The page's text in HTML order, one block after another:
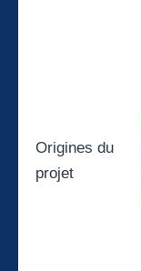
Origines du
projet